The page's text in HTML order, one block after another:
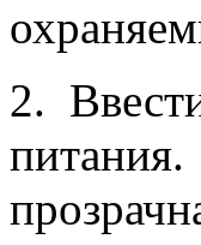
2.